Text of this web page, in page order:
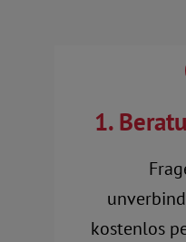
1.
kostenlos